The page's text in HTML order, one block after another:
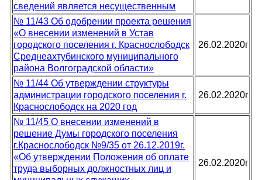
сведений является несущественным
№ 11/43 Об одобрении проекта решения
«О внесении изменений в Устав
городского поселения г. Краснослободск
Среднеахтубинского муниципального
района Волгоградской области»
26.02.2020г
№ 11/44 Об утверждении структуры
администрации городского поселения г.
Краснослободск на 2020 год
26.02.2020г
№ 11/45 О внесении изменений в
решение Думы городского поселения
г.Краснослободск №9/35 от 26.12.2019г.
«Об утверждении Положения об оплате
труда выборных должностных лиц и
26.02.2020г